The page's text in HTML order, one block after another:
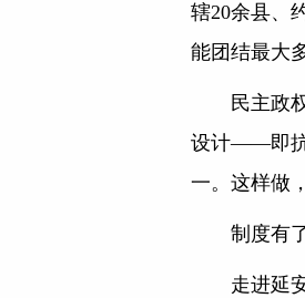
辖20余县、
能团结最大
民主政
设计——即抗
一。这样做
制度有
走进延